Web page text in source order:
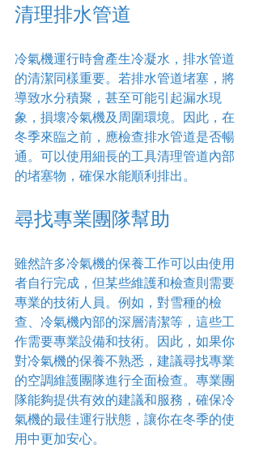
清理排水管道
冷氣機運行時會產生冷凝水，排水管道
的清潔同樣重要。若排水管道堵塞，將
導致水分積聚，甚至可能引起漏水現
象，損壞冷氣機及周圍環境。因此，在
冬季來臨之前，應檢查排水管道是否暢
通。可以使用細長的工具清理管道內部
的堵塞物，確保水能順利排出。
尋找專業團隊幫助
雖然許多冷氣機的保養工作可以由使用
者自行完成，但某些維護和檢查則需要
專業的技術人員。例如，對雪種的檢
查、冷氣機內部的深層清潔等，這些工
作需要專業設備和技術。因此，如果你
對冷氣機的保養不熟悉，建議尋找專業
的空調維護團隊進行全面檢查。專業團
隊能夠提供有效的建議和服務，確保冷
氣機的最佳運行狀態，讓你在冬季的使
用中更加安心。